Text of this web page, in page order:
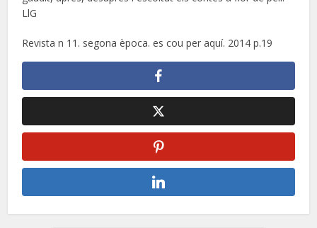
LlG
Revista n 11. segona època. es cou per aquí. 2014 p.19